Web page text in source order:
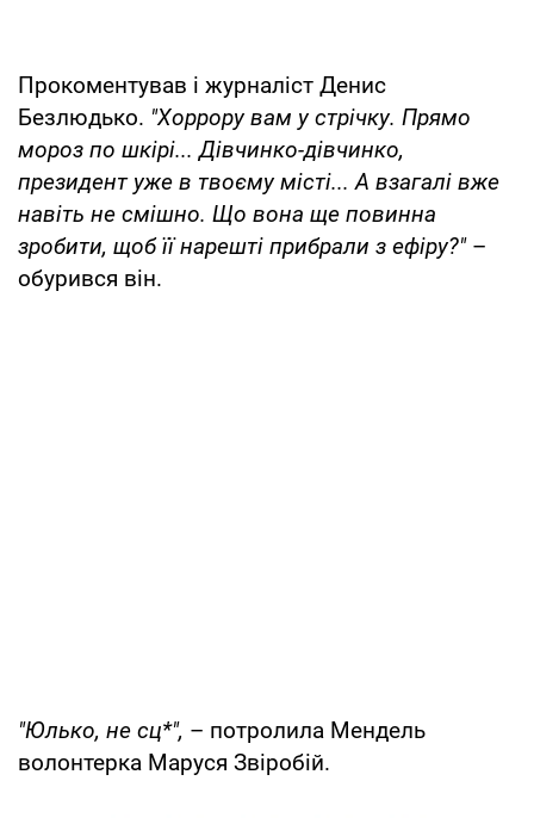
Прокоментував і журналіст Денис
Безлюдько. "Хоррору вам у стрічку. Прямо
мороз по шкірі... Дівчинко-дівчинко,
президент уже в твоєму місті... А взагалі вже
навіть не смішно. Що вона ще повинна
зробити, щоб її нарешті прибрали з ефіру?"–
обурився він.
"Юлько, не сц*", – потролила Мендель
волонтерка Маруся Звіробій.